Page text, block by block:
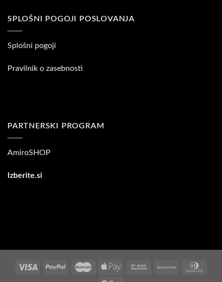
SPLOŠNI POGOJI POSLOVANJA
Splošni pogoji
Pravilnik o zasebnosti
PARTNERSKI PROGRAM
AmiroSHOP
Izberite.si